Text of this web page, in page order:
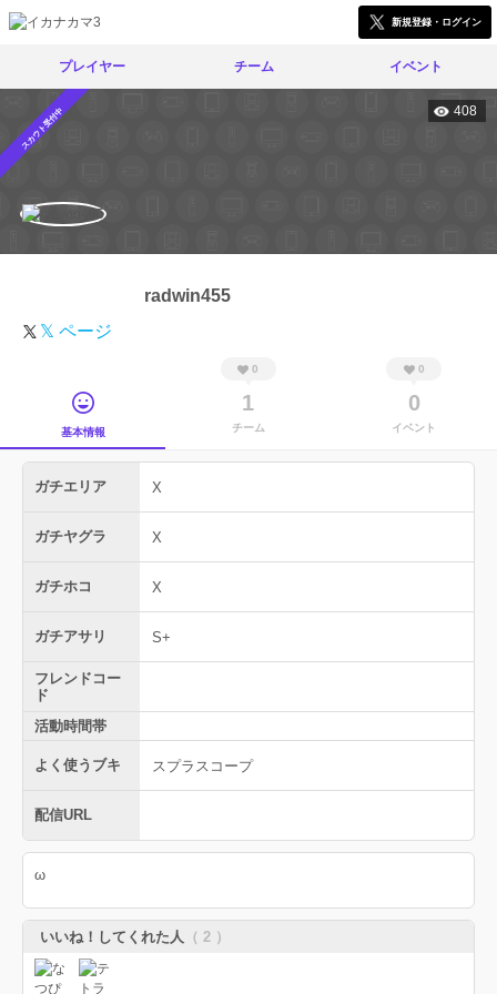
新規登録・ログイン
プレイヤー チーム イベント
スカウト受付中 408
radwin455
𝕏 ページ
基本情報
0
1
チーム
0
0
イベント
ガチエリア X
ガチヤグラ X
ガチホコ X
ガチアサリ S+
フレンドコー
ド
活動時間帯
よく使うブキ スプラスコープ
配信URL
ω
いいね！してくれた人 （ 2 ）